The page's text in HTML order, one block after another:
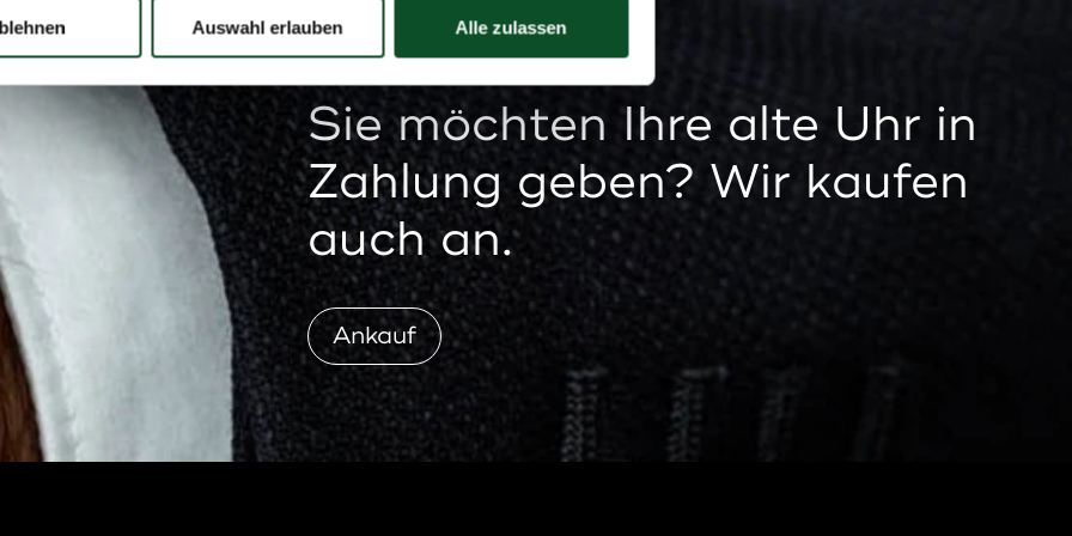
Auswahl erlauben Alle zulassen
Sie möchten Ihre alte Uhr in
Zahlung geben? Wir kaufen
auch an.
Ankauf